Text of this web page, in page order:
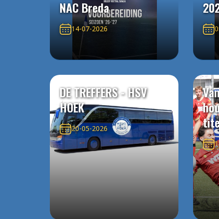
NAC Breda
14-07-2026
DE TREFFERS - HSV
HOEK
20-05-2026